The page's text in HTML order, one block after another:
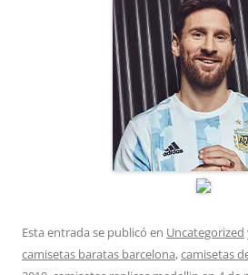
Esta entrada se publicó en Uncategorized
camisetas baratas barcelona,camisetas